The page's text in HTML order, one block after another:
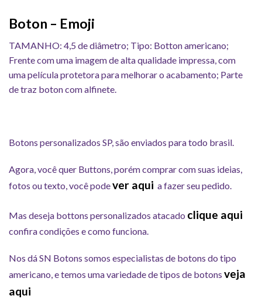
Boton – Emoji
TAMANHO: 4,5 de diâmetro; Tipo: Botton americano;
Frente com uma imagem de alta qualidade impressa, com
uma película protetora para melhorar o acabamento; Parte
de traz boton com alfinete.
Botons personalizados SP, são enviados para todo brasil.
Agora, você quer Buttons, porém comprar com suas ideias,
fotos ou texto, você podever aqui a fazer seu pedido.
Mas deseja bottons personalizados atacado clique aqui
confira condições e como funciona.
Nos dá SN Botons somos especialistas de botons do tipo
americano, e temos uma variedade de tipos de botons veja
aqui